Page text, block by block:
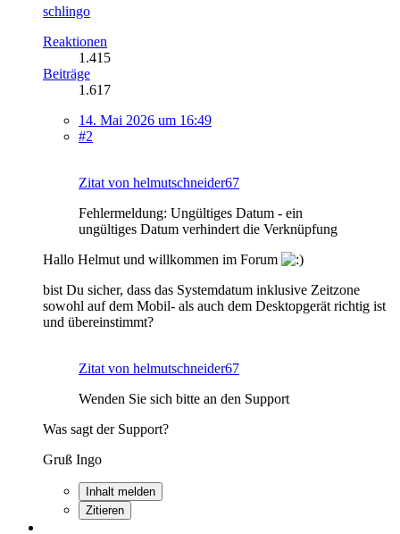
schlingo
Reaktionen
1.415
Beiträge
1.617
14. Mai 2026 um 16:49
#2
Zitat von helmutschneider67
Fehlermeldung: Ungültiges Datum - ein
ungültiges Datum verhindert die Verknüpfung
Hallo Helmut und willkommen im Forum
bist Du sicher, dass das Systemdatum inklusive Zeitzone
sowohl auf dem Mobil- als auch dem Desktopgerät richtig ist
und übereinstimmt?
Zitat von helmutschneider67
Wenden Sie sich bitte an den Support
Was sagt der Support?
Gruß Ingo
Inhalt melden
Zitieren